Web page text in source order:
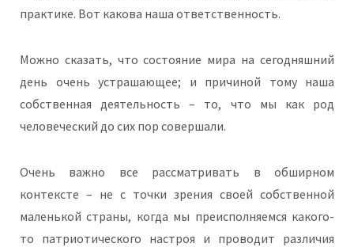
практике. Вот какова наша ответственность.
Можно сказать, что состояние мира на сегодняшний
день очень устрашающее; и причиной тому наша
собственная деятельность – то, что мы как род
человеческий до сих пор совершали.
Очень важно все рассматривать в обширном
контексте – не с точки зрения своей собственной
маленькой страны, когда мы преисполняемся какого-
то патриотического настроя и проводит различия